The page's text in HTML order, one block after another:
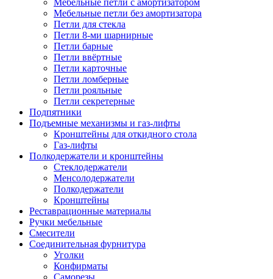
Мебельные петли с амортизатором
Мебельные петли без амортизатора
Петли для стекла
Петли 8-ми шарнирные
Петли барные
Петли ввёртные
Петли карточные
Петли ломберные
Петли рояльные
Петли секретерные
Подпятники
Подъемные механизмы и газ-лифты
Кронштейны для откидного стола
Газ-лифты
Полкодержатели и кронштейны
Стеклодержатели
Менсолодержатели
Полкодержатели
Кронштейны
Реставрационные материалы
Ручки мебельные
Смесители
Соединительная фурнитура
Уголки
Конфирматы
Саморезы